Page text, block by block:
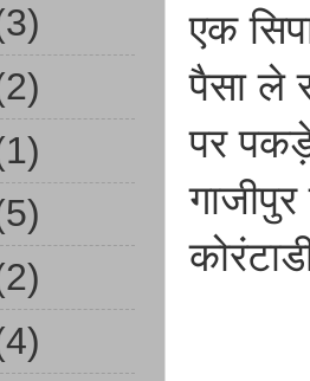
एक
पैसा ले
पर पकड़े